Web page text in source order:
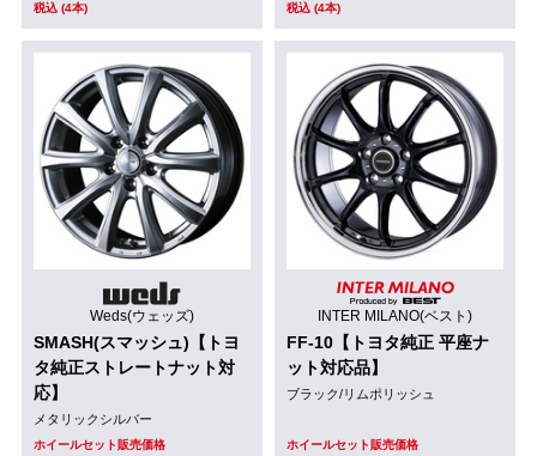
税込 (4本) 税込 (4本)
Weds(ウェッズ)
SMASH(スマッシュ)【トヨ
タ純正ストレートナット対
応】
メタリックシルバー
ホイールセット販売価格
INTER MILANO(ベスト)
FF-10【トヨタ純正 平座ナ
ット対応品】
ブラック/リムポリッシュ
ホイールセット販売価格